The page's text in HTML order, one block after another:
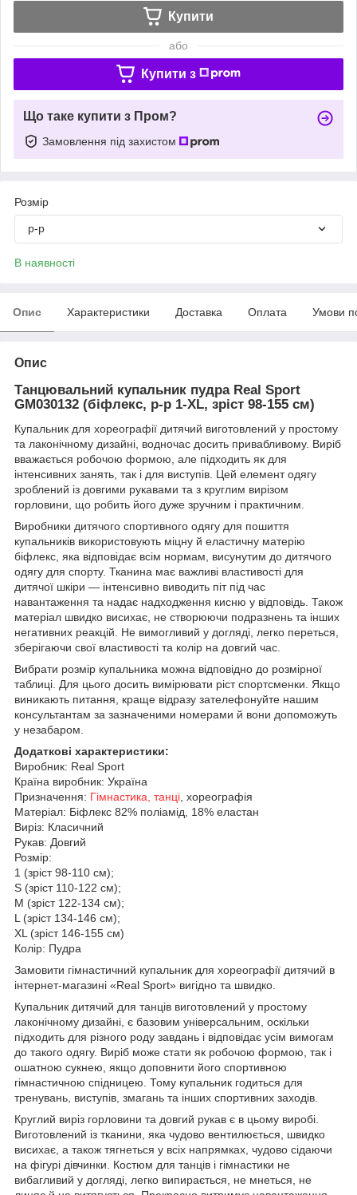
Купити
або
Купити з
Що таке купити з Пром?
Замовлення під захистом
Розмір
р-р
В наявності
Опис Характеристики Доставка Оплата Умови
Опис
Танцювальний купальник пудра Real Sport
GM030132 (біфлекс, р-р 1-XL, зріст 98-155 см)
Купальник для хореографії дитячий виготовлений у простому
та лаконічному дизайні, водночас досить привабливому. Виріб
вважається робочою формою, але підходить як для
інтенсивних занять, так і для виступів. Цей елемент одягу
зроблений із довгими рукавами та з круглим вирізом
горловини, що робить його дуже зручним і практичним.
Виробники дитячого спортивного одягу для пошиття
купальників використовують міцну й еластичну матерію
біфлекс, яка відповідає всім нормам, висунутим до дитячого
одягу для спорту. Тканина має важливі властивості для
дитячої шкіри — інтенсивно виводить піт під час
навантаження та надає надходження кисню у відповідь. Також
матеріал швидко висихає, не створюючи подразнень та інших
негативних реакцій. Не вимогливий у догляді, легко переться,
зберігаючи свої властивості та колір на довгий час.
Вибрати розмір купальника можна відповідно до розмірної
таблиці. Для цього досить вимірювати ріст спортсменки. Якщо
виникають питання, краще відразу зателефонуйте нашим
консультантам за зазначеними номерами й вони допоможуть
у незабаром.
Додаткові характеристики:
Виробник: Real Sport
Країна виробник: Україна
Призначення: Гімнастика, танці , хореографія
Матеріал: Біфлекс 82% поліамід, 18% еластан
Виріз: Класичний
Рукав: Довгий
Розмір:
1 (зріст 98-110 см);
S (зріст 110-122 см);
М (зріст 122-134 см);
L (зріст 134-146 см);
ХL (зріст 146-155 см)
Колір: Пудра
Замовити гімнастичний купальник для хореографії дитячий в
інтернет-магазині «Real Sport» вигідно та швидко.
Купальник дитячий для танців виготовлений у простому
лаконічному дизайні, є базовим універсальним, оскільки
підходить для різного роду завдань і відповідає усім вимогам
до такого одягу. Виріб може стати як робочою формою, так і
ошатною сукнею, якщо доповнити його спортивною
гімнастичною спідницею. Тому купальник годиться для
тренувань, виступів, змагань та інших спортивних заходів.
Круглий виріз горловини та довгий рукав є в цьому виробі.
Виготовлений із тканини, яка чудово вентилюється, швидко
висихає, а також тягнеться у всіх напрямках, чудово сідаючи
на фігурі дівчинки. Костюм для танців і гімнастики не
вибагливий у догляді, легко випирається, не мнеться, не